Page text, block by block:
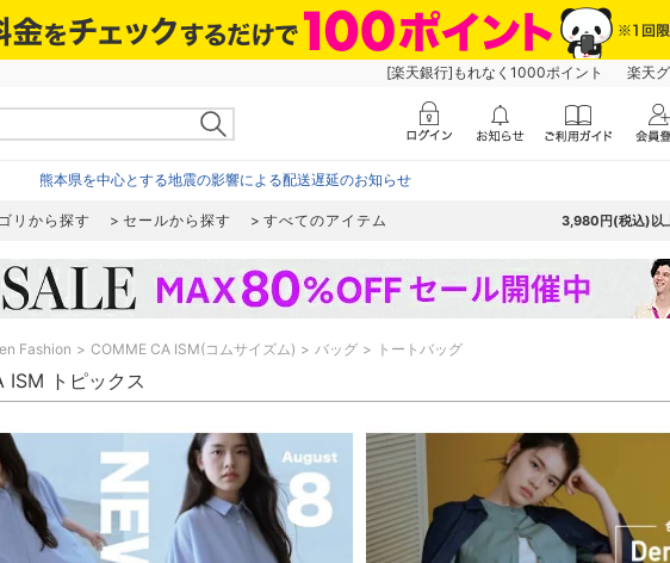
[楽天銀行]もれなく1000ポイント 楽天
熊本県を中心とする地震の影響による配送遅延のお知らせ
リから探す セールから探す すべてのアイテム 3,980円(税込)以
Fashion COMME CA ISM(コムサイズム) バッグ トートバッグ
ISM トピックス